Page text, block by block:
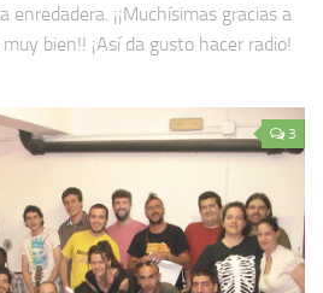
enredadera. ¡¡Muchísimas gracias a
bien!! ¡Así da gusto hacer radio!
3